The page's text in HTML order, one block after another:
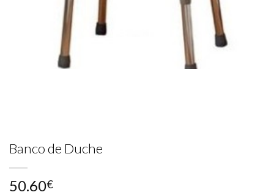
Banco de Duche
50.60€